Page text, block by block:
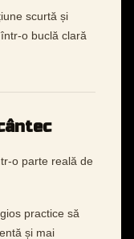
scurtă și
o buclă clară
o parte reală de
practice să
și mai